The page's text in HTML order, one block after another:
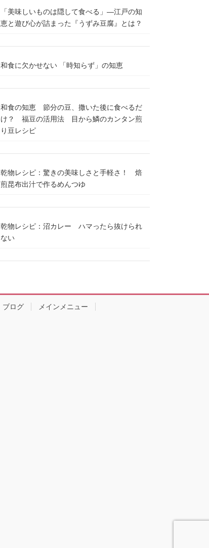
「美味しいものは隠して食べる」―江戸の知
恵と遊び心が詰まった『うずみ豆腐』とは？
和食に欠かせない 「時知らず」の知恵
和食の知恵 節分の豆、撒いた後に食べるだ
け？ 福豆の活用法 目から鱗のカンタン煎
り豆レシピ
乾物レシピ：驚きの美味しさと手軽さ！ 焙
煎昆布出汁で作るめんつゆ
乾物レシピ：沼カレー ハマったら抜けられ
ない
ブログ メインメニュー